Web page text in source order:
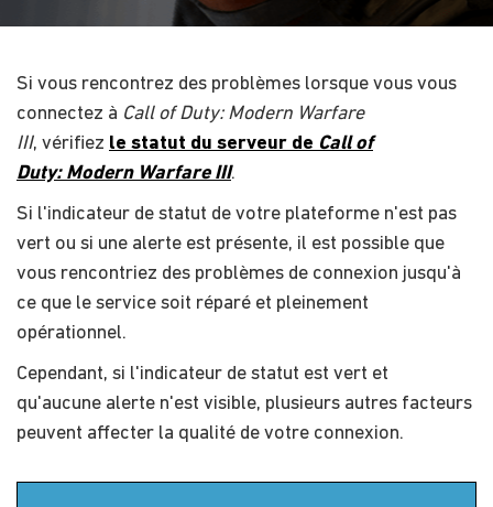
Si vous rencontrez des problèmes lorsque vous vous
connectez à Call of Duty: Modern Warfare
III, vérifiez le statut du serveur de Call of
Duty: Modern Warfare III.
Si l'indicateur de statut de votre plateforme n'est pas
vert ou si une alerte est présente, il est possible que
vous rencontriez des problèmes de connexion jusqu'à
ce que le service soit réparé et pleinement
opérationnel.
Cependant, si l'indicateur de statut est vert et
qu'aucune alerte n'est visible, plusieurs autres facteurs
peuvent affecter la qualité de votre connexion.